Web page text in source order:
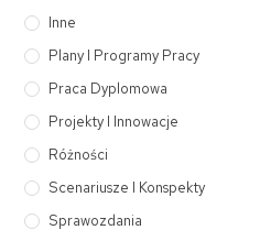
Inne
Plany I Programy Pracy
Praca Dyplomowa
Projekty I Innowacje
Różności
Scenariusze I Konspekty
Sprawozdania